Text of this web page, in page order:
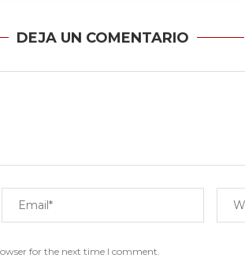
DEJA UN COMENTARIO
for the next time I comment.